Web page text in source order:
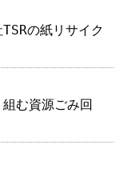
の紙リサイク
む資源ごみ回